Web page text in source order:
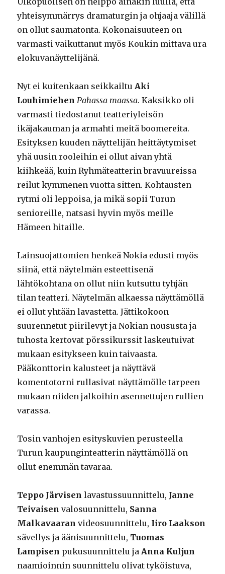
yhteisymmärrys dramaturgin ja ohjaaja välillä
on ollut saumatonta. Kokonaisuuteen on
varmasti vaikuttanut myös Koukin mittava ura
elokuvanäyttelijänä.
Nyt ei kuitenkaan seikkailtuAki
Louhimiehen Pahassa maassa. Kaksikko oli
varmasti tiedostanut teatteriyleisön
ikäjakauman ja armahti meitä boomereita.
Esityksen kuuden näyttelijän heittäytymiset
yhä uusin rooleihin ei ollut aivan yhtä
kiihkeää, kuin Ryhmäteatterin bravuureissa
reilut kymmenen vuotta sitten. Kohtausten
rytmi oli leppoisa, ja mikä sopii Turun
senioreille, natsasi hyvin myös meille
Hämeen hitaille.
Lainsuojattomien henkeä Nokia edusti myös
siinä, että näytelmän esteettisenä
lähtökohtana on ollut niin kutsuttu tyhjän
tilan teatteri. Näytelmän alkaessa näyttämöllä
ei ollut yhtään lavastetta. Jättikokoon
suurennetut piirilevyt ja Nokian noususta ja
tuhosta kertovat pörssikurssit laskeutuivat
mukaan esitykseen kuin taivaasta.
Pääkonttorin kalusteet ja näyttävä
komentotorni rullasivat näyttämölle tarpeen
mukaan niiden jalkoihin asennettujen rullien
varassa.
Tosin vanhojen esityskuvien perusteella
Turun kaupunginteatterin näyttämöllä on
ollut enemmän tavaraa.
Teppo Järvisen lavastussuunnittelu, Janne
Teivaisen valosuunnittelu, Sanna
Malkavaaran videosuunnittelu, Iiro Laakson
sävellys ja äänisuunnittelu, Tuomas
Lampisen pukusuunnittelu jaAnna Kuljun
naamioinnin suunnittelu olivat tyköistuva,